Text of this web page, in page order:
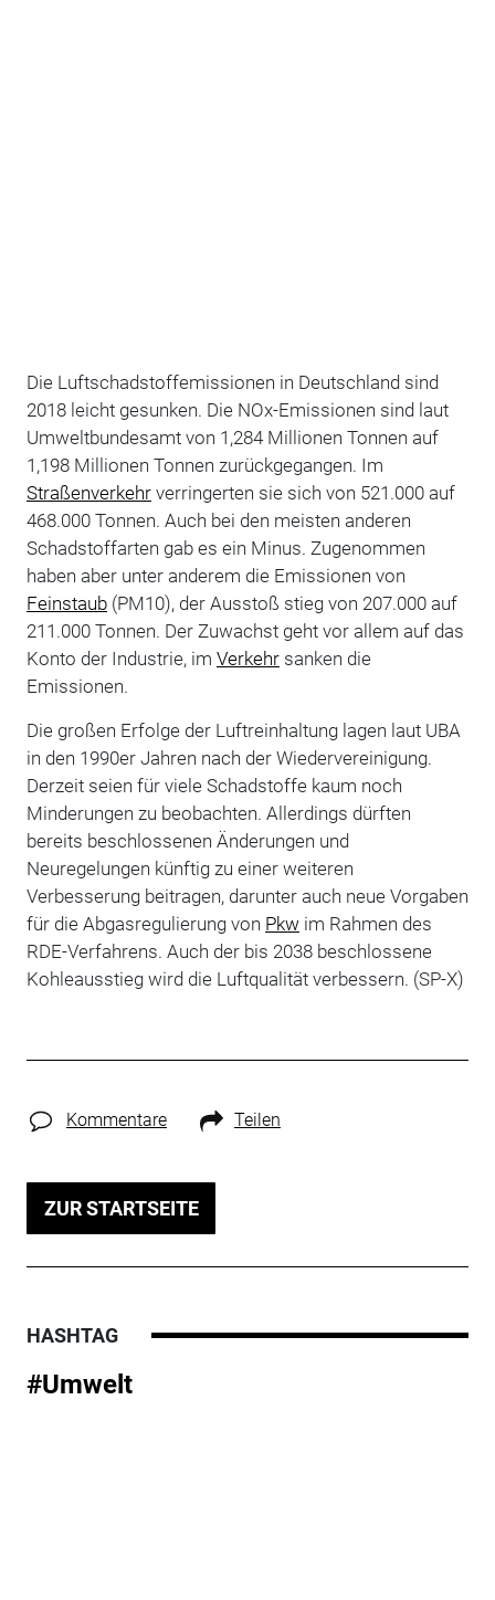
Die Luftschadstoffemissionen in Deutschland sind
2018 leicht gesunken. Die NOx-Emissionen sind laut
Umweltbundesamt von 1,284 Millionen Tonnen auf
1,198 Millionen Tonnen zurückgegangen. Im
Straßenverkehrverringerten sie sich von 521.000 auf
468.000 Tonnen. Auch bei den meisten anderen
Schadstoffarten gab es ein Minus. Zugenommen
haben aber unter anderem die Emissionen von
Feinstaub(PM10), der Ausstoß stieg von 207.000 auf
211.000 Tonnen. Der Zuwachst geht vor allem auf das
Konto der Industrie, im Verkehrsanken die
Emissionen.
Die großen Erfolge der Luftreinhaltung lagen laut UBA
in den 1990er Jahren nach der Wiedervereinigung.
Derzeit seien für viele Schadstoffe kaum noch
Minderungen zu beobachten. Allerdings dürften
bereits beschlossenen Änderungen und
Neuregelungen künftig zu einer weiteren
Verbesserung beitragen, darunter auch neue Vorgaben
für die Abgasregulierung von Pkw im Rahmen des
RDE-Verfahrens. Auch der bis 2038 beschlossene
Kohleausstieg wird die Luftqualität verbessern. (SP-X)
Kommentare Teilen
ZUR STARTSEITE
HASHTAG
#Umwelt